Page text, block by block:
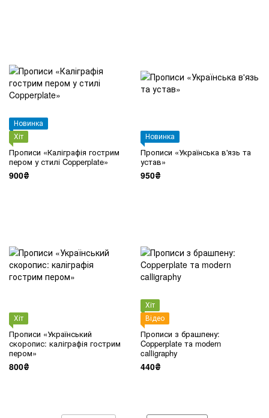
Новинка
Хіт
Прописи «Каліграфія гострим
пером у стилі Copperplate»
900₴
Новинка
Прописи «Українська в'язь та
устав»
950₴
Хіт
Прописи «Український
скоропис: каліграфія гострим
пером»
800₴
Хіт
Відео
Прописи з брашпену:
Copperplate та modern
calligraphy
440₴